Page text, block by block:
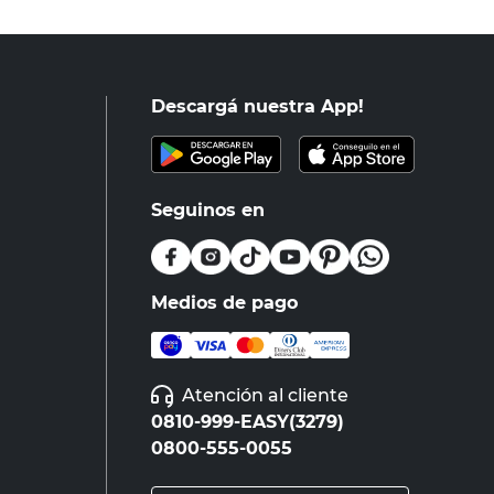
Descargá nuestra App!
Seguinos en
Medios de pago
Atención al cliente
0810-999-EASY(3279)
0800-555-0055